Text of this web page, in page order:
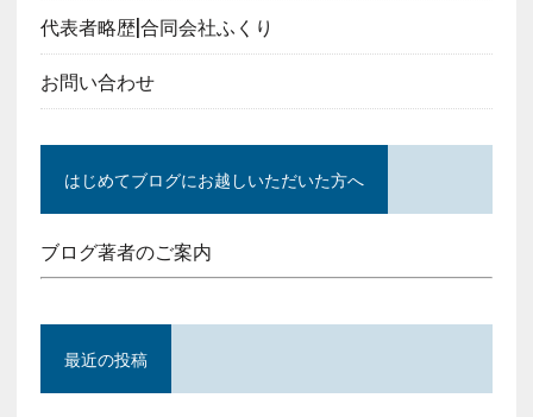
代表者略歴|合同会社ふくり
お問い合わせ
はじめてブログにお越しいただいた方へ
ブログ著者のご案内
最近の投稿